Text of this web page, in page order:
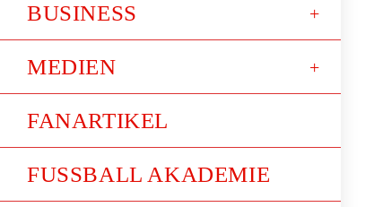
BUSINESS
MEDIEN
FANARTIKEL
FUSSBALL AKADEMIE